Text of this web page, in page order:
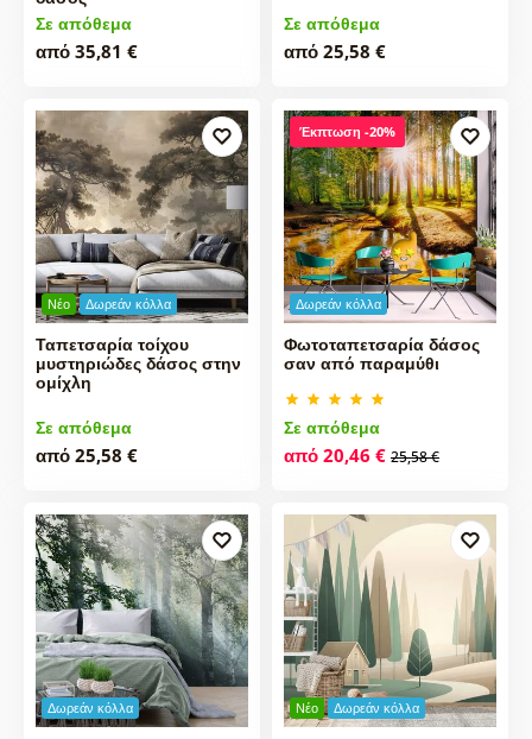
Σε απόθεμα
από 35,81 €
Σε απόθεμα
από 25,58 €
Νέο Δωρεάν κόλλα
Ταπετσαρία τοίχου
μυστηριώδες δάσος στην
ομίχλη
Σε απόθεμα
από 25,58 €
Δωρεάν κόλλα
Έκπτωση -20%
Φωτοταπετσαρία δάσος
σαν από παραμύθι
Σε απόθεμα
από 20,46 € 25,58 €
Δωρεάν κόλλα Νέο Δωρεάν κόλλα